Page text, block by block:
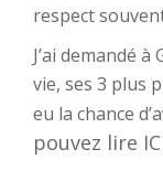
respect
J’ai demandé
vie, ses 3 plus
eu la chance
pouvez lire